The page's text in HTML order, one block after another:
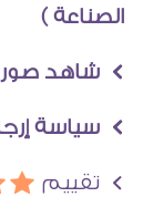
الصناعة )
Ö شاهد صور لمنتجاتنا على الواقع
Ö سياسة إرجاع المنتجات
Ö تقييم